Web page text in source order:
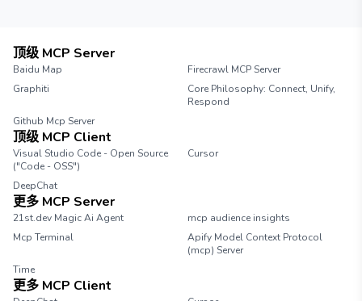
顶级 MCP Server
Baidu Map
Firecrawl MCP Server
Graphiti
Core Philosophy: Connect, Unify,
Respond
Github Mcp Server
顶级 MCP Client
Visual Studio Code - Open Source
("Code - OSS")
Cursor
DeepChat
更多 MCP Server
21st.dev Magic Ai Agent
mcp audience insights
Mcp Terminal
Apify Model Context Protocol
(mcp) Server
Time
更多 MCP Client